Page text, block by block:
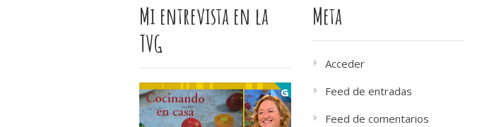
Mi entrevista en la
TVG
Meta
Acceder
Feed de entradas
Feed de comentarios